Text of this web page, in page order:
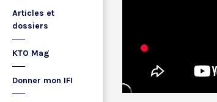
Articles et
dossiers
KTO Mag
Donner mon IFI